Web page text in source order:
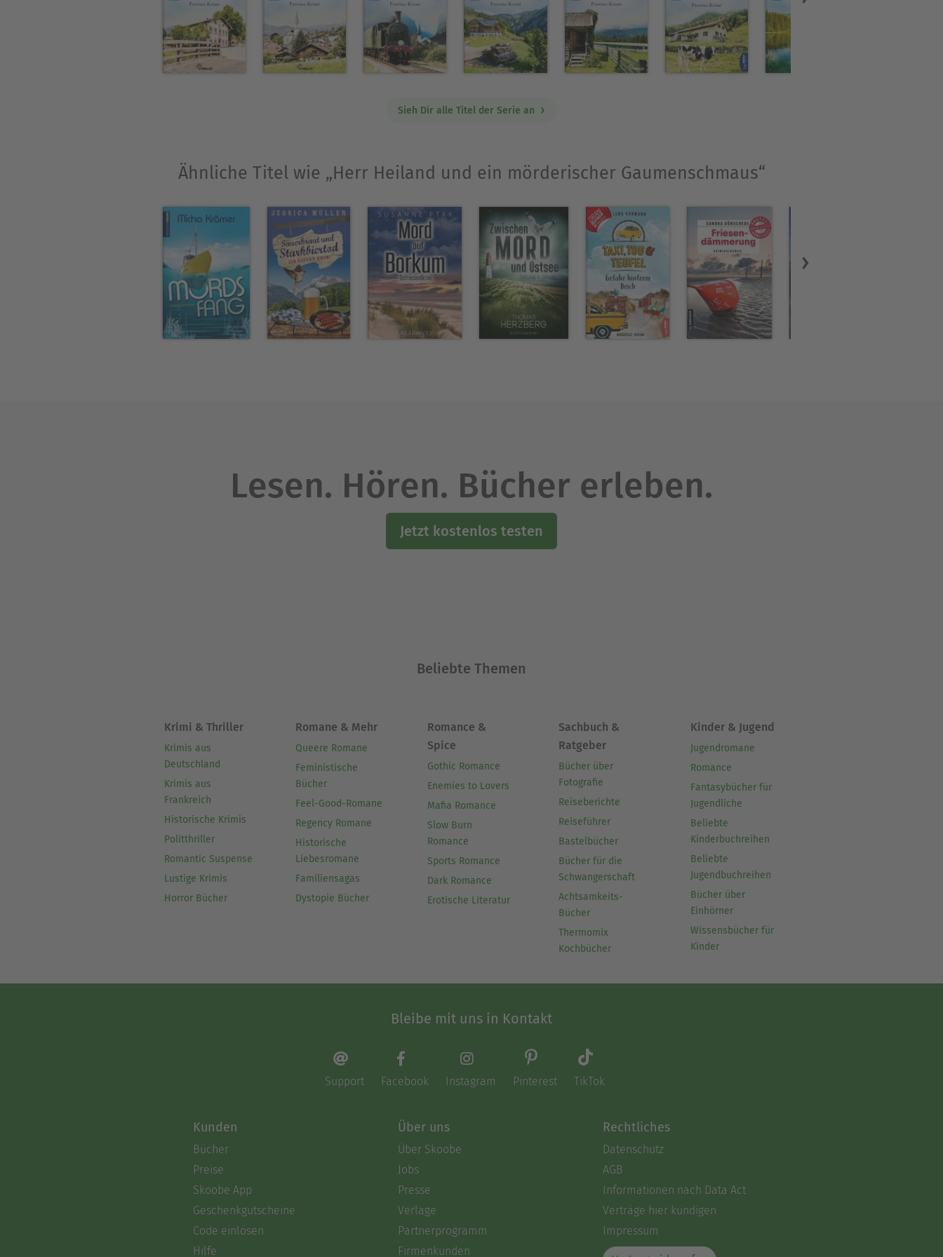
Über Johann Simons
Johann Simons
ist ein deutscher Autor, der bereits viele Romane unter vielen Namen verfasst hat. Unter
Sieh Dir alle Titel der Serie an
Ähnliche Titel wie „Herr Heiland und ein mörderischer Gaumenschmaus“
Lesen. Hören. Bücher erleben.
Jetzt kostenlos testen
Beliebte Themen
Krimi & Thriller
Krimis aus
Deutschland
Krimis aus
Frankreich
Historische Krimis
Politthriller
Romantic Suspense
Lustige Krimis
Horror Bücher
Romane & Mehr
Queere Romane
Feministische
Bücher
Feel-Good-Romane
Regency Romane
Historische
Liebesromane
Familiensagas
Dystopie Bücher
Romance &
Spice
Gothic Romance
Enemies to Lovers
Mafia Romance
Slow Burn
Romance
Sports Romance
Dark Romance
Erotische Literatur
Sachbuch &
Ratgeber
Bücher über
Fotografie
Reiseberichte
Reiseführer
Bastelbücher
Bücher für die
Schwangerschaft
Achtsamkeits-
Bücher
Thermomix
Kochbücher
Kinder & Jugend
Jugendromane
Romance
Fantasybücher für
Jugendliche
Beliebte
Kinderbuchreihen
Beliebte
Jugendbuchreihen
Bücher über
Einhörner
Wissensbücher für
Kinder
Bleibe mit uns in Kontakt
Support Facebook Instagram Pinterest TikTok
Kunden
Bücher
Preise
Skoobe App
Geschenkgutscheine
Code einlösen
Hilfe
Über uns
Über Skoobe
Jobs
Presse
Verlage
Partnerprogramm
Firmenkunden
Rechtliches
Datenschutz
AGB
Informationen nach Data Act
Verträge hier kündigen
Impressum